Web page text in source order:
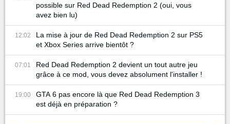
possible sur Red Dead Redemption 2 (oui, vous
avez bien lu)
12:02
La mise à jour de Red Dead Redemption 2 sur PS5
et Xbox Series arrive bientôt ?
07:01
Red Dead Redemption 2 devient un tout autre jeu
grâce à ce mod, vous devez absolument l'installer !
19:00
GTA 6 pas encore là que Red Dead Redemption 3
est déjà en préparation ?